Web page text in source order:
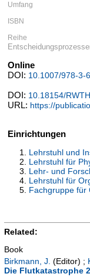
Umfang
ISBN
Reihe
Online
DOI: 10.1007/978-3-
DOI: 10.18154/
URL: https://
Einrichtungen
Lehrstuhl und
Lehrstuhl für
Lehr- und
Lehrstuhl für
Fachgruppe für
Related:
Book
Birkmann, J. (Editor) ;
Die Flutkatastrophe